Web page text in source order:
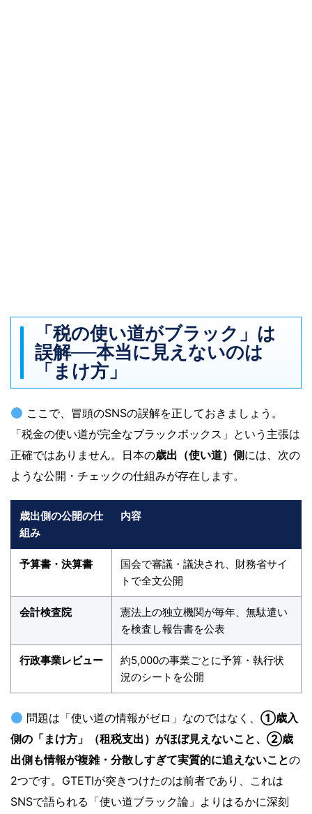
「税の使い道がブラック」は
誤解──本当に見えないのは
「まけ方」
ここで、冒頭のSNSの誤解を正しておきましょう。
「税金の使い道が完全なブラックボックス」という主張は
正確ではありません。日本の歳出（使い道）側には、次の
ような公開・チェックの仕組みが存在します。
歳出側の公開の仕
組み
内容
予算書・決算書
国会で審議・議決され、財務省サイ
トで全文公開
会計検査院
憲法上の独立機関が毎年、無駄遣い
を検査し報告書を公表
行政事業レビュー
約5,000の事業ごとに予算・執行状
況のシートを公開
問題は「使い道の情報がゼロ」なのではなく、①歳入
側の「まけ方」（租税支出）がほぼ見えないこと、②歳
出側も情報が複雑・分散しすぎて実質的に追えないことの
2つです。GTETIが突きつけたのは前者であり、これは
SNSで語られる「使い道ブラック論」よりはるかに深刻